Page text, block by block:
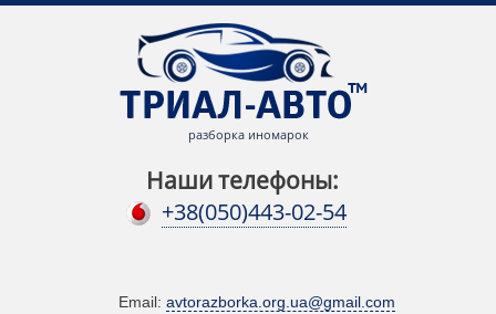
разборка иномарок
Наши телефоны:
+38(050)443-02-54
Email: avtorazborka.org.ua@gmail.com